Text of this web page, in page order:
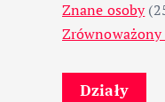
Znane osoby
Działy